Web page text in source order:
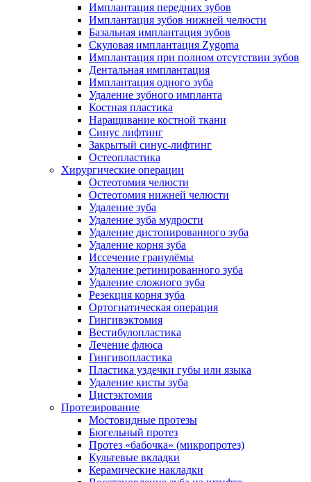
Имплантация передних зубов
Имплантация зубов нижней челюсти
Базальная имплантация зубов
Скуловая имплантация Zygoma
Имплантация при полном отсутствии зубов
Дентальная имплантация
Имплантация одного зуба
Удаление зубного импланта
Костная пластика
Наращивание костной ткани
Синус лифтинг
Закрытый синус-лифтинг
Остеопластика
Хирургические операции
Остеотомия челюсти
Остеотомия нижней челюсти
Удаление зуба
Удаление зуба мудрости
Удаление дистопированного зуба
Удаление корня зуба
Иссечение гранулёмы
Удаление ретинированного зуба
Удаление сложного зуба
Резекция корня зуба
Ортогнатическая операция
Гингивэктомия
Вестибулопластика
Лечение флюса
Гингивопластика
Пластика уздечки губы или языка
Удаление кисты зуба
Цистэктомия
Протезирование
Мостовидные протезы
Бюгельный протез
Протез «бабочка» (микропротез)
Культевые вкладки
Керамические накладки